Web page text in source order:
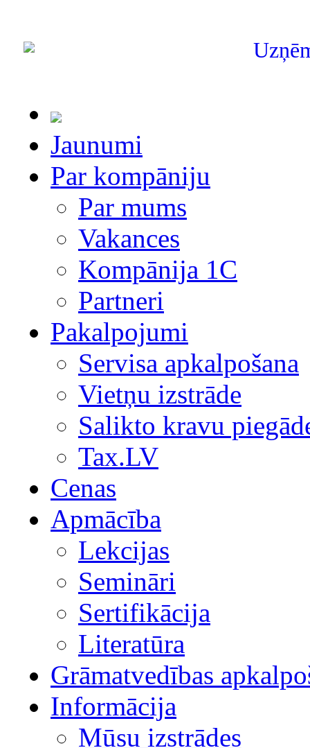
Jaunumi
Par kompāniju
Par mums
Vakances
Kompānija 1С
Partneri
Pakalpojumi
Servisa apkalpošana
Vietņu izstrāde
Salikto kravu
Tax.LV
Cenas
Apmācība
Lekcijas
Semināri
Sertifikācija
Literatūra
Grāmatvedības
Informācija
Mūsu izstrādes